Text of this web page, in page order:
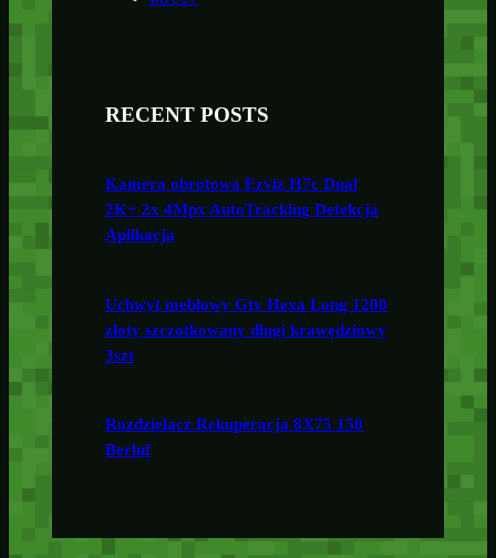
RECENT POSTS
Kamera obrotowa Ezviz H7c Dual
2K+ 2x 4Mpx AutoTracking Detekcja
Aplikacja
Uchwyt meblowy Gtv Hexa Long 1200
złoty szczotkowany długi krawędziowy
3szt
Rozdzielacz Rekuperacja 8X75 150
Berluf